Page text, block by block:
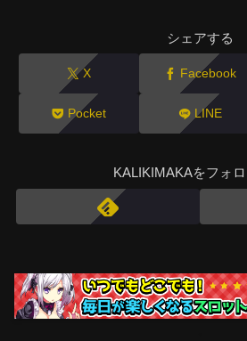
シェアする
X Facebook
Pocket LINE
KALIKIMAKAをフォ